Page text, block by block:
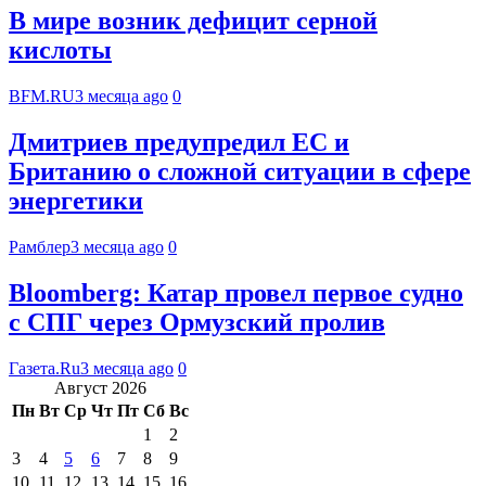
В мире возник дефицит серной
кислоты
BFM.RU3 месяца ago 0
Дмитриев предупредил ЕС и
Британию о сложной ситуации в сфере
энергетики
Рамблер3 месяца ago 0
Bloomberg: Катар провел первое судно
с СПГ через Ормузский пролив
Газета.Ru3 месяца ago 0
Август 2026
Пн Вт Ср Чт Пт Сб Вс
1
2
3
4 5 6 7 8
9
10 11 12 13 14 15 16